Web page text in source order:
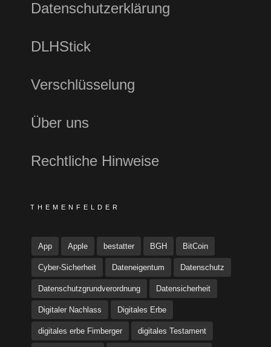
Datenschutzerklärung
DLHStick
Verschlüsselung
Über uns
Rechtliche Hinweise
THEMENFELDER
App Apple bestatter BGH BitCoin
Cyber-Sicherheit Dateneigentum Datenschutz
Datenschutzgrundverordnung Datensicherheit
Digitaler Nachlass Digitales Erbe
digitales erbe Fimberger digitales Testament